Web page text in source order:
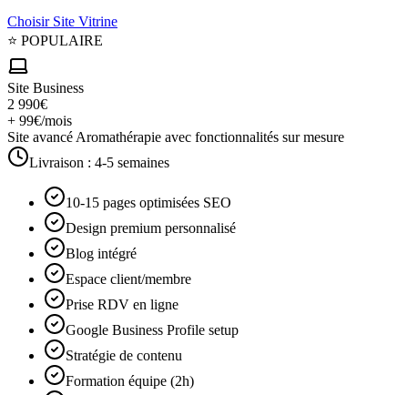
Choisir Site Vitrine
⭐ POPULAIRE
Site Business
2 990€
+ 99€/mois
Site avancé Aromathérapie avec fonctionnalités sur mesure
Livraison : 4-5 semaines
10-15 pages optimisées SEO
Design premium personnalisé
Blog intégré
Espace client/membre
Prise RDV en ligne
Google Business Profile setup
Stratégie de contenu
Formation équipe (2h)